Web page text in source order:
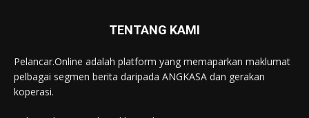
TENTANG KAMI
Pelancar.Online adalah platform yang memaparkan maklumat
pelbagai segmen berita daripada ANGKASA dan gerakan
koperasi.